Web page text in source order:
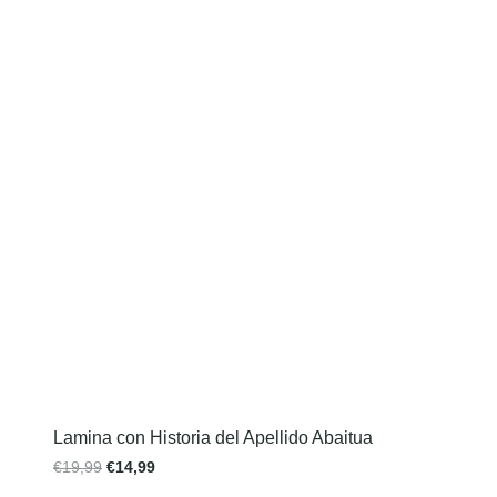
Lamina con Historia del Apellido Abaitua
€19,99 €14,99